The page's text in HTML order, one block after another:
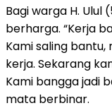
Bagi warga H.
berharga. “Kerja
Kami saling
kerja. Sekarang
Kami bangga jadi
mata berbinar.